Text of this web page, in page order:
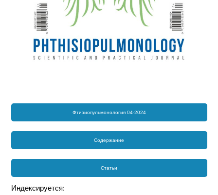
Фтизиопульмонология 04-2024
Содержание
Статьи
Индексируется: